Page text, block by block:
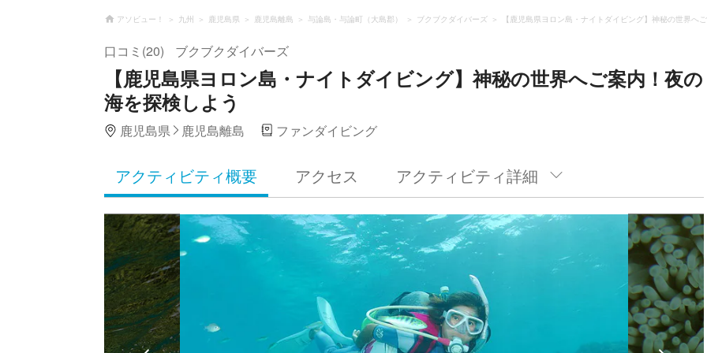
アソビュー！ 九州 鹿児島県 鹿児島離島 与論島・与論町（大島郡） ブクブクダイバーズ 【鹿児島県ヨロン島・ナイトダイビング】神秘の世界へ
口コミ(20) ブクブクダイバーズ
【鹿児島県ヨロン島・ナイトダイビング】神秘の世界へご案内！夜の
海を探検しよう
鹿児島県 鹿児島離島 ファンダイビング
アクティビティ概要 アクセス アクティビティ詳細